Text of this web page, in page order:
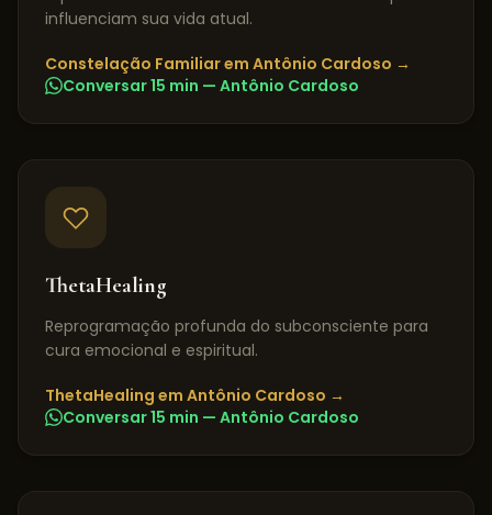
influenciam sua vida atual.
Constelação Familiarem Antônio Cardoso →
Conversar 15 min — Antônio Cardoso
ThetaHealing
Reprogramação profunda do subconsciente para
cura emocional e espiritual.
ThetaHealing em Antônio Cardoso →
Conversar 15 min — Antônio Cardoso